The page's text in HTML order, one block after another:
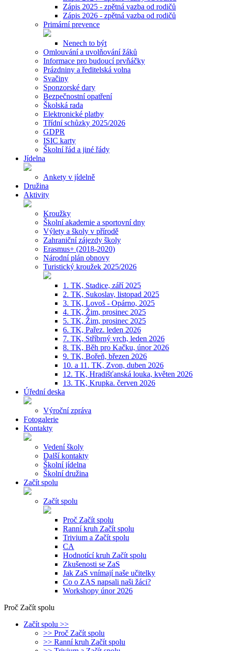
Zápis 2025 - zpětná vazba od rodičů
Zápis 2026 - zpětná vazba od rodičů
Primární prevence
Nenech to být
Omlouvání a uvolňování žáků
Informace pro budoucí prvňáčky
Prázdniny a ředitelská volna
Svačiny
Sponzorské dary
Bezpečnostní opatření
Školská rada
Elektronické platby
Třídní schůzky 2025/2026
GDPR
ISIC karty
Školní řád a jiné řády
Jídelna
Ankety v jídelně
Družina
Aktivity
Kroužky
Školní akademie a sportovní dny
Výlety a školy v přírodě
Zahraniční zájezdy školy
Erasmus+ (2018-2020)
Národní plán obnovy
Turistický kroužek 2025/2026
1. TK, Stadice, září 2025
2. TK, Sukoslav, listopad 2025
3. TK, Lovoš - Opárno, 2025
4. TK, Žim, prosinec 2025
5. TK, Žim, prosinec 2025
6. TK, Pařez. leden 2026
7. TK, Stříbrný vrch, leden 2026
8. TK, Běh pro Kačku, únor 2026
9. TK, Bořeň, březen 2026
10. a 11. TK, Zvon, duben 2026
12. TK, Hradišťanská louka, květen 2026
13. TK, Krupka. červen 2026
Úřední deska
Výroční zpráva
Fotogalerie
Kontakty
Vedení školy
Další kontakty
Školní jídelna
Školní družina
Začít spolu
Začít spolu
Proč Začít spolu
Ranní kruh Začít spolu
Trivium a Začít spolu
CA
Hodnotící kruh Začít spolu
Zkušenosti se ZaS
Jak ZaS vnímají naše učitelky
Co o ZAS napsali naši žáci?
Workshopy únor 2026
Proč Začít spolu
Začít spolu >>
>> Proč Začít spolu
>> Ranní kruh Začít spolu